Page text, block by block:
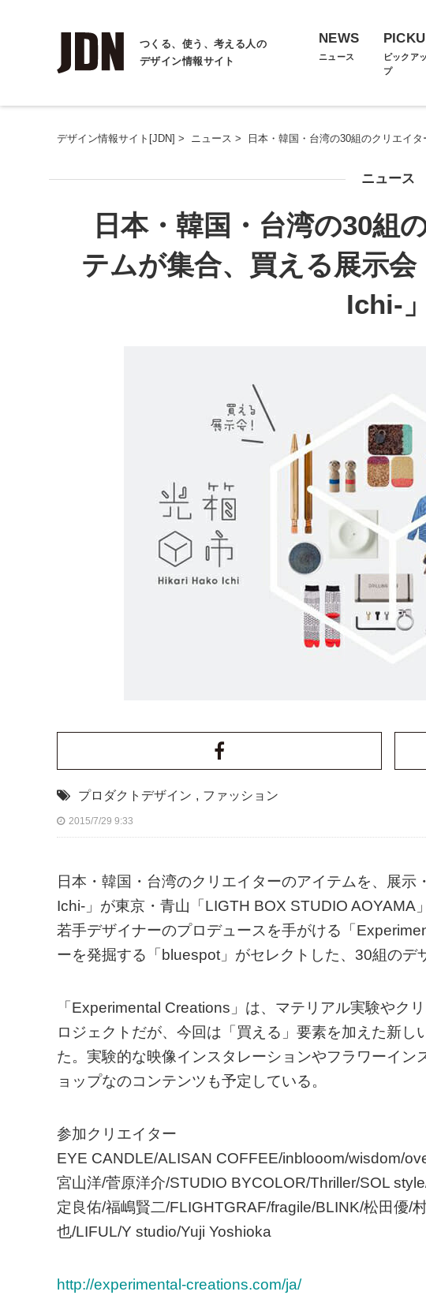
つくる、使う、考える人の
デザイン情報サイト
NEWS
ニュース
ピックアッ
プ
デザイン情報サイト[JDN] > ニュース > 日本・韓国・台湾の30組のクリエイ
ニュース
日本・韓国・台湾の30組
テムが集合、買える展示
Ichi-」
プロダクトデザイン , ファッション
2015/7/29 9:33
日本・韓国・台湾のクリエイターのアイテムを、展
Ichi-」が東京・青山「LIGTH BOX STUDIO AOYAMA
若手デザイナーのプロデュースを手がける「
ーを発掘する「bluespot」がセレクトした、30組のデ
「Experimental Creations」は、マテリアル実験やク
ロジェクトだが、今回は「買える」要素を加えた新
た。実験的な映像インスタレーションやフラワーイ
ョップなのコンテンツも予定している。
参加クリエイター
EYE CANDLE/ALISAN COFFEE/inblooom/wisdom/
宮山洋/菅原洋介/STUDIO BYCOLOR/Thriller/SOL
定良佑/福嶋賢二/FLIGHTGRAF/fragile/BLINK/松田優/
也/LIFUL/Y studio/Yuji Yoshioka
http://experimental-creations.com/ja/